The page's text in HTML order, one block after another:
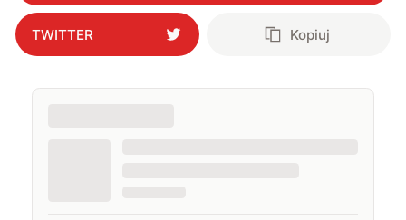
TWITTER Kopiuj